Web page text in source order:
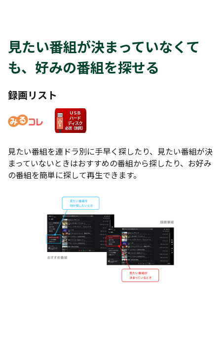
見たい番組が決まっていなくて
も、好みの番組を探せる
録画リスト
見たい番組を連ドラ別に手早く探したり、見たい番組が決
まっていないときはおすすめの番組から探したり、お好み
の番組を簡単に探して再生できます。